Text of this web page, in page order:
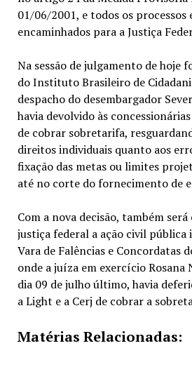
01/06/2001, e todos os processos
encaminhados para a Justiça
Na sessão de julgamento de hoje
do Instituto Brasileiro de
despacho do desembargador
havia devolvido às
de cobrar sobretarifa,
direitos individuais quanto aos
fixação das metas ou limites
até no corte do fornecimento de
Com a nova decisão, também
justiça federal a ação civil pública
Vara de Falências e Concordatas
onde a juíza em exercício Rosana
dia 09 de julho último, havia
a Light e a Cerj de cobrar a
Matérias Relacionadas: